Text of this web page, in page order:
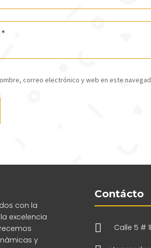
correo electrónico y web en este
con la
excelencia
y
Contácto
 Calle 5 #